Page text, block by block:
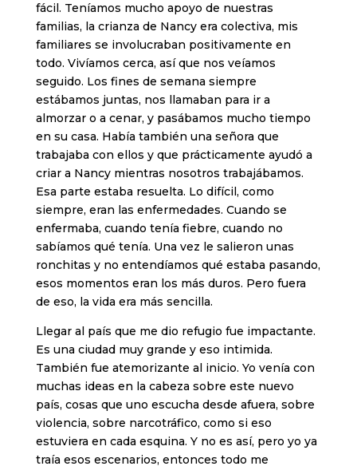
fácil. Teníamos mucho apoyo de nuestras
familias, la crianza de Nancy era colectiva, mis
familiares se involucraban positivamente en
todo. Vivíamos cerca, así que nos veíamos
seguido. Los fines de semana siempre
estábamos juntas, nos llamaban para ir a
almorzar o a cenar, y pasábamos mucho tiempo
en su casa. Había también una señora que
trabajaba con ellos y que prácticamente ayudó a
criar a Nancy mientras nosotros trabajábamos.
Esa parte estaba resuelta. Lo difícil, como
siempre, eran las enfermedades. Cuando se
enfermaba, cuando tenía fiebre, cuando no
sabíamos qué tenía. Una vez le salieron unas
ronchitas y no entendíamos qué estaba pasando,
esos momentos eran los más duros. Pero fuera
de eso, la vida era más sencilla.
Llegar al país que me dio refugio fue impactante.
Es una ciudad muy grande y eso intimida.
También fue atemorizante al inicio. Yo venía con
muchas ideas en la cabeza sobre este nuevo
país, cosas que uno escucha desde afuera, sobre
violencia, sobre narcotráfico, como si eso
estuviera en cada esquina. Y no es así, pero yo ya
traía esos escenarios, entonces todo me